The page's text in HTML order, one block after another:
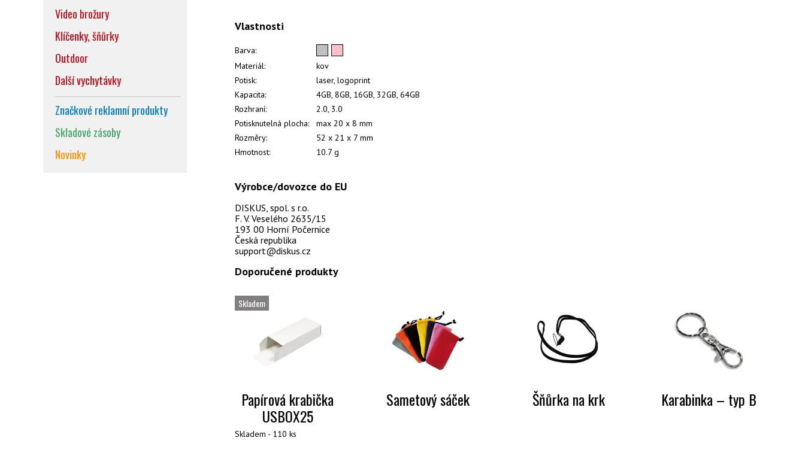
Vlastnosti
Barva:
Materiál:
kov
Potisk:
laser, logoprint
Kapacita:
4GB, 8GB, 16GB, 32GB, 64GB
Rozhraní:
2.0, 3.0
Potisknutelná plocha:
max 20 x 8 mm
Rozměry:
52 x 21 x 7 mm
Hmotnost:
10.7 g
Výrobce/dovozce do EU
DISKUS, spol. s r.o.
F. V. Veselého 2635/15
193 00 Horní Počernice
Česká republika
support@diskus.cz
Doporučené produkty
Skladem
Papírová krabička
USBOX25
Skladem - 110 ks
Sametový sáček Šňůrka na krk Karabinka – typ B
Video brožury
Klíčenky, šňůrky
Outdoor
Další vychytávky
Značkové reklamní produkty
Skladové zásoby
Novinky